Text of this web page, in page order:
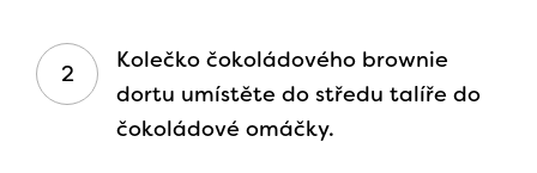
Kolečko čokoládového brownie
dortu umístěte do středu talíře do
čokoládové omáčky.